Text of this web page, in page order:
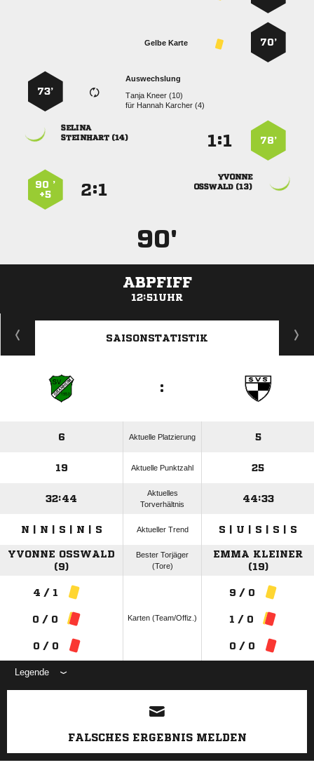
70’
Gelbe Karte
Auswechslung
  
für   
73’
78’
:

 

 
:
90 ’
+5
90'
ABPFIFF
12:51UHR
ANZEIGE
SAISONSTATISTIK
:
6 Aktuelle Platzierung 5
19 Aktuelle Punktzahl 25
32:44
Aktuelles
Torverhältnis
44:33
N | N | S | N | S Aktueller Trend S | U | S | S | S
YVONNE OSSWALD (
9)
Bester Torjäger
(Tore)
EMMA KLEINER
(19)
4 / 1
0 / 0
0 / 0
Karten (Team/Offiz.)
9 / 0
1 / 0
0 / 0
Legende
ANZEIGE
FALSCHES ERGEBNIS MELDEN